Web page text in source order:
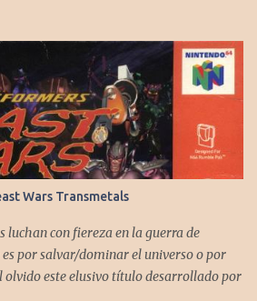
Wars Transmetals
luchan con fiereza en la guerra de
es por salvar/dominar el universo o por
olvido este elusivo título desarrollado por